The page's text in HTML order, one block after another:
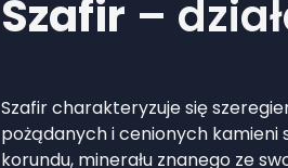
Szafir –
Szafir charakteryzuje się
pożądanych i cenionych kamieni
korundu, minerału znanego ze